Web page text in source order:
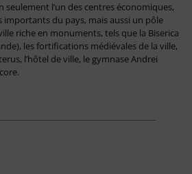
seulement l’un des centres économiques,
importants du pays, mais aussi un pôle
riche en monuments, tels que la Biserica
les fortifications médiévales de la ville,
l’hôtel de ville, le gymnase Andrei